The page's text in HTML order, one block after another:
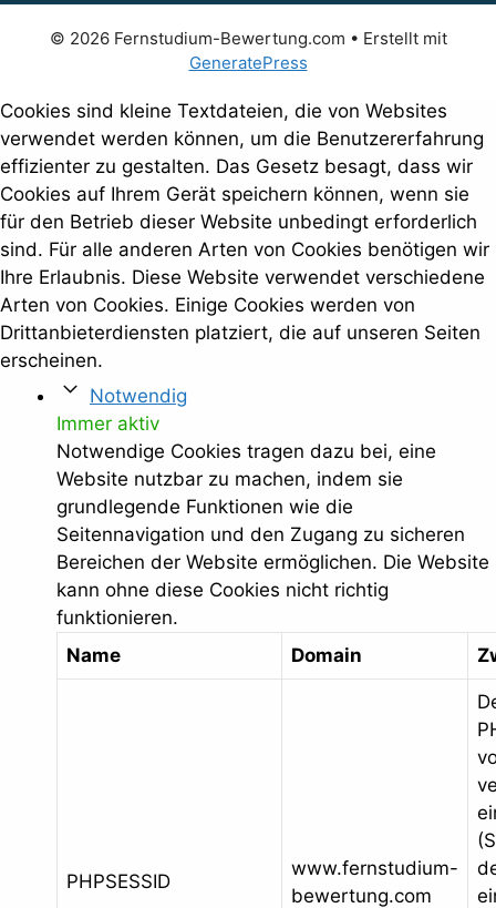
© 2026 Fernstudium-Bewertung.com • Erstellt mit
GeneratePress
Cookies sind kleine Textdateien, die von Websites
verwendet werden können, um die Benutzererfahrung
effizienter zu gestalten. Das Gesetz besagt, dass wir
Cookies auf Ihrem Gerät speichern können, wenn sie
für den Betrieb dieser Website unbedingt erforderlich
sind. Für alle anderen Arten von Cookies benötigen wir
Ihre Erlaubnis. Diese Website verwendet verschiedene
Arten von Cookies. Einige Cookies werden von
Drittanbieterdiensten platziert, die auf unseren Seiten
erscheinen.
Notwendig
Immer aktiv
Notwendige Cookies tragen dazu bei, eine
Website nutzbar zu machen, indem sie
grundlegende Funktionen wie die
Seitennavigation und den Zugang zu sicheren
Bereichen der Website ermöglichen. Die Website
kann ohne diese Cookies nicht richtig
funktionieren.
Name
Domain
PHPSESSID
www.fernstudium-
bewertung.com